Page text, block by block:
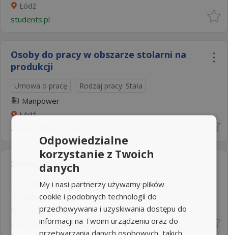
Łódź
students.pl
Osoby do pracy w obszarze stolarni na
produkcji
Umowa o pracę Rodzaj pracy: Stała
Manpower
Łódź
Aplikuj szybko z Nuzle
Stolarz (K/M)
Umowa o pracę Rodzaj pracy: Stała
Mandoria Sp. z o.o 4,8
Rzgów+12km
4 dni temu zpracuj.pl
Odpowiedzialne
korzystanie z Twoich
danych
My i nasi partnerzy używamy plików
cookie i podobnych technologii do
przechowywania i uzyskiwania dostępu do
informacji na Twoim urządzeniu oraz do
przetwarzania danych osobowych, takich